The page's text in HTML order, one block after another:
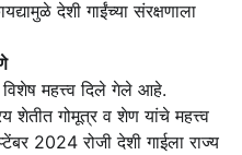
देशी गाईंच्या संरक्षणाला
महत्त्व दिले गेले आहे.
शेतीत गोमूत्र व शेण यांचे महत्त्व
2024 रोजी देशी गाईला राज्य